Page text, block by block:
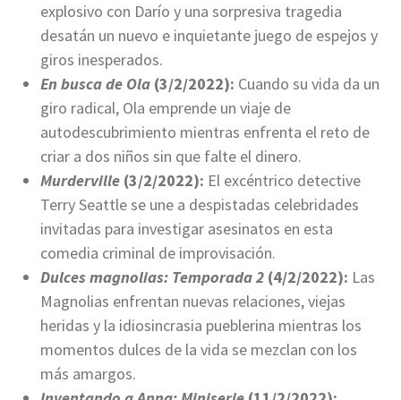
explosivo con Darío y una sorpresiva tragedia
desatán un nuevo e inquietante juego de espejos y
giros inesperados.
En busca de Ola (3/2/2022): Cuando su vida da un
giro radical, Ola emprende un viaje de
autodescubrimiento mientras enfrenta el reto de
criar a dos niños sin que falte el dinero.
Murderville (3/2/2022): El excéntrico detective
Terry Seattle se une a despistadas celebridades
invitadas para investigar asesinatos en esta
comedia criminal de improvisación.
Dulces magnolias: Temporada 2 (4/2/2022): Las
Magnolias enfrentan nuevas relaciones, viejas
heridas y la idiosincrasia pueblerina mientras los
momentos dulces de la vida se mezclan con los
más amargos.